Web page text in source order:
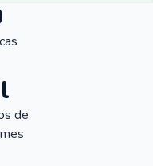
de